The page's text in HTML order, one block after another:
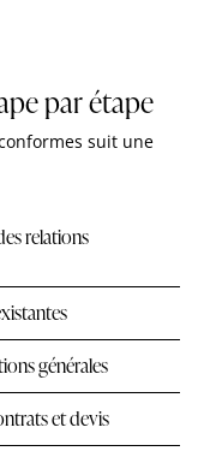
par étape
suit une
relations
générales
et devis